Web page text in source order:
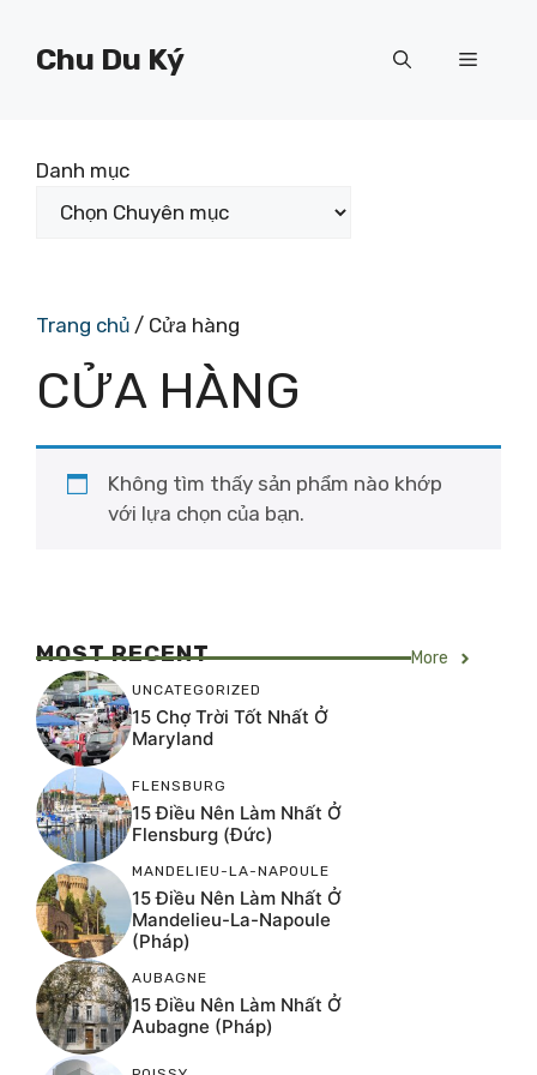
Chu Du Ký Menu
Danh mục
Trang chủ / Cửa hàng
CỬA HÀNG
Không tìm thấy sản phẩm nào khớp
với lựa chọn của bạn.
MOST RECENT More
UNCATEGORIZED
15 Chợ Trời Tốt Nhất Ở
Maryland
FLENSBURG
15 Điều Nên Làm Nhất Ở
Flensburg (Đức)
MANDELIEU-LA-NAPOULE
15 Điều Nên Làm Nhất Ở
Mandelieu-La-Napoule
(Pháp)
AUBAGNE
15 Điều Nên Làm Nhất Ở
Aubagne (Pháp)